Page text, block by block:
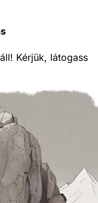
Kérjük, látogass